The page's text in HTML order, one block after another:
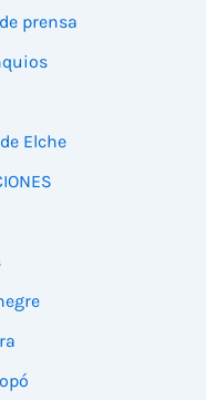
prensa
Elche